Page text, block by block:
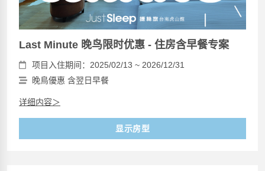
Last Minute 晚鸟限时优惠 - 住房含早餐专案
项目入住期间：2025/02/13 ~ 2026/12/31
晚鳥優惠 含翌日早餐
详细内容＞
显示房型